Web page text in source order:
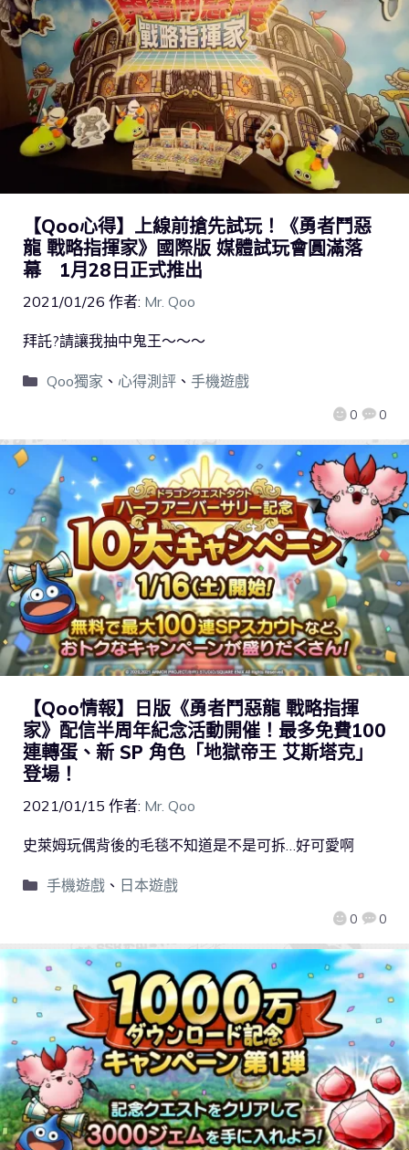
【Qoo心得】上線前搶先試玩！《勇者鬥惡
龍 戰略指揮家》國際版 媒體試玩會圓滿落
幕 1月28日正式推出
2021/01/26 作者: Mr. Qoo
0 0
拜託?請讓我抽中鬼王～～～
Qoo獨家 、 心得測評、 手機遊戲
【Qoo情報】日版《勇者鬥惡龍 戰略指揮
家》配信半周年紀念活動開催！最多免費100
連轉蛋、新 SP 角色「地獄帝王 艾斯塔克」
登場！
2021/01/15 作者: Mr. Qoo
0 0
史萊姆玩偶背後的毛毯不知道是不是可拆…好可愛啊
手機遊戲、 日本遊戲